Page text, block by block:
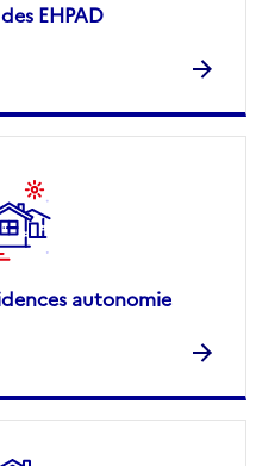
EHPAD
autonomie